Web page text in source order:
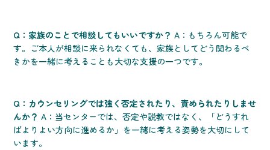
Q：家族のことで相談してもいいですか？ A：もちろん可能で
す。ご本人が相談に来られなくても、家族としてどう関わるべ
きかを一緒に考えることも大切な支援の一つです。
Q：カウンセリングでは強く否定されたり、責められたりしませ
んか？ A：当センターでは、否定や説教ではなく、「どうすれ
ばよりよい方向に進めるか」を一緒に考える姿勢を大切にして
います。